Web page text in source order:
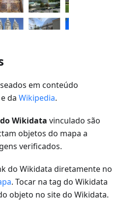
em conteúdo
e da Wikipedia.
Wikidata vinculado são
objetos do mapa a
verificados.
do Wikidata diretamente no
. Tocar na tag do Wikidata
objeto no site do Wikidata.